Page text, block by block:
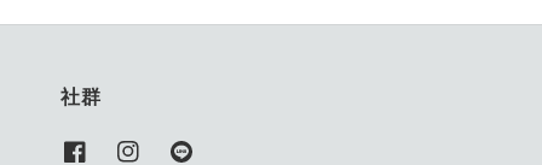
社群